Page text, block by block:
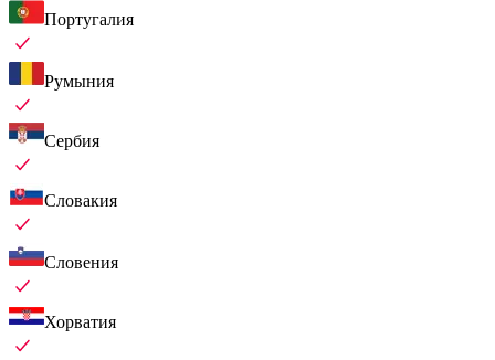
Португалия
Румыния
Сербия
Словакия
Словения
Хорватия